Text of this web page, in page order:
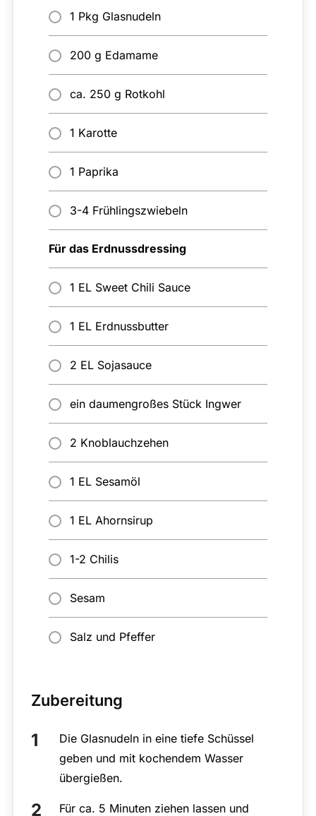
1 Pkg Glasnudeln
200 g Edamame
ca. 250 g Rotkohl
1 Karotte
1 Paprika
3-4 Frühlingszwiebeln
Für das Erdnussdressing
1 EL Sweet Chili Sauce
1 EL Erdnussbutter
2 EL Sojasauce
ein daumengroßes Stück Ingwer
2 Knoblauchzehen
1 EL Sesamöl
1 EL Ahornsirup
1-2 Chilis
Sesam
Salz und Pfeffer
Zubereitung
Die Glasnudeln in eine tiefe Schüssel
geben und mit kochendem Wasser
übergießen.
Für ca. 5 Minuten ziehen lassen und